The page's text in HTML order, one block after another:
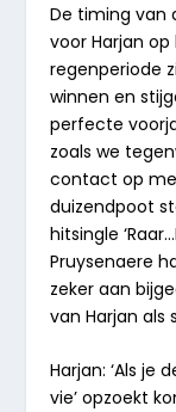
De timing van
voor Harjan
regenperiode
winnen en
perfecte
zoals we
contact op
duizendpoot
hitsingle
Pruysenaere
zeker aan
van Harjan als
Harjan: ‘Als je
vie’ opzoekt